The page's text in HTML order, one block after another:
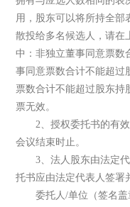
用，股东可以将所持全部
散投给多名候选人，请在
中：非独立董事同意票数
事同意票数合计不能超过
票数合计不能超过股东持
票无效。
2、授权委托书的有效
会议结束时止。
3、法人股东由法定代
托书应由法定代表人签署
委托人/单位（签名盖